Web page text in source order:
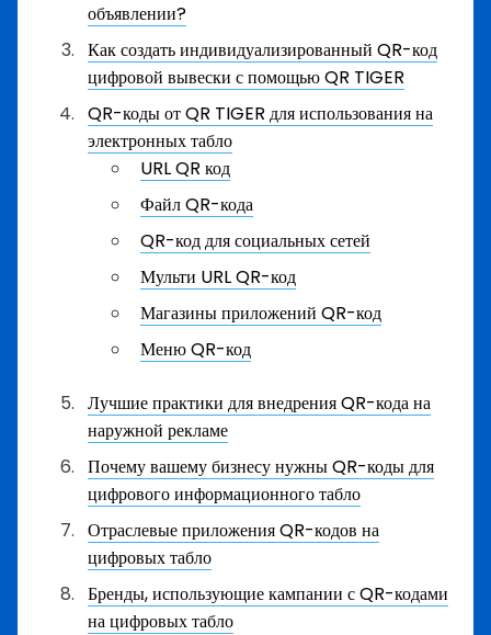
объявлении?
Как создать индивидуализированный QR-код
цифровой вывески с помощью QR TIGER
QR-коды от QR TIGER для использования на
электронных табло
URL QR код
Файл QR-кода
QR-код для социальных сетей
Мульти URL QR-код
Магазины приложений QR-код
Меню QR-код
Лучшие практики для внедрения QR-кода на
наружной рекламе
Почему вашему бизнесу нужны QR-коды для
цифрового информационного табло
Отраслевые приложения QR-кодов на
цифровых табло
Бренды, использующие кампании с QR-кодами
на цифровых табло